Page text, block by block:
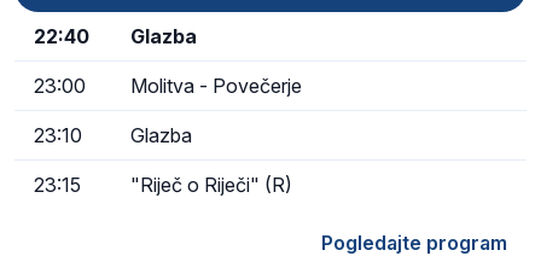
22:40 Glazba
23:00 Molitva - Povečerje
23:10 Glazba
23:15 "Riječ o Riječi" (R)
Pogledajte program